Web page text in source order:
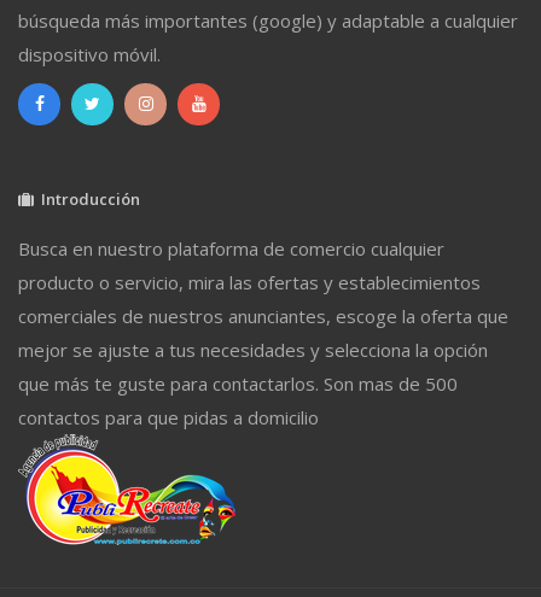
búsqueda más importantes (google) y adaptable a cualquier
dispositivo móvil.
Introducción
Busca en nuestro plataforma de comercio cualquier
producto o servicio, mira las ofertas y establecimientos
comerciales de nuestros anunciantes, escoge la oferta que
mejor se ajuste a tus necesidades y selecciona la opción
que más te guste para contactarlos. Son mas de 500
contactos para que pidas a domicilio